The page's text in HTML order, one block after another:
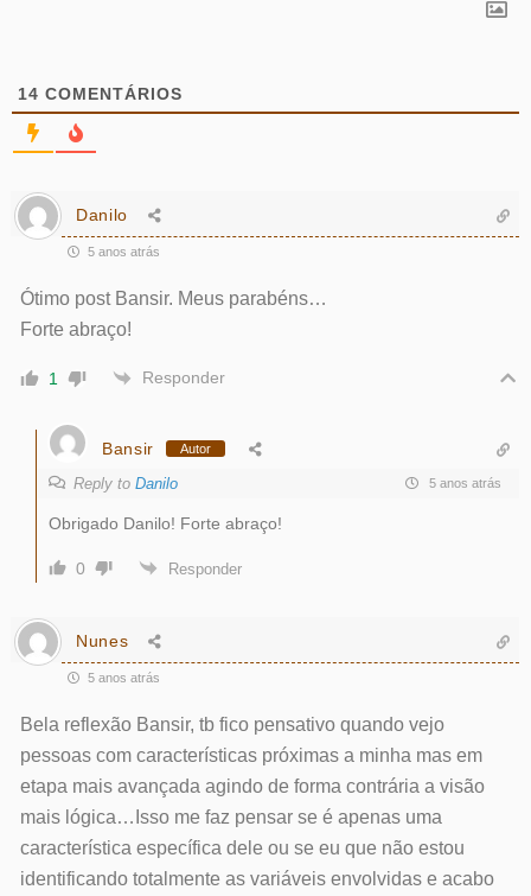
14 COMENTÁRIOS
Danilo
5 anos atrás
Ótimo post Bansir. Meus parabéns…
Forte abraço!
1 Responder
Bansir Autor
Reply to Danilo 5 anos atrás
Obrigado Danilo! Forte abraço!
0 Responder
Nunes
5 anos atrás
Bela reflexão Bansir, tb fico pensativo quando vejo
pessoas com características próximas a minha mas em
etapa mais avançada agindo de forma contrária a visão
mais lógica…Isso me faz pensar se é apenas uma
característica específica dele ou se eu que não estou
identificando totalmente as variáveis envolvidas e acabo